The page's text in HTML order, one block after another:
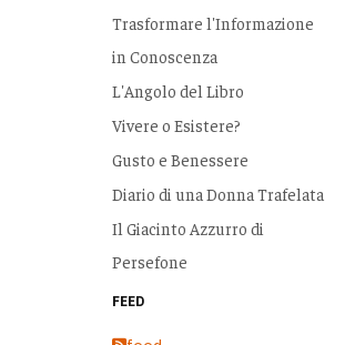
Trasformare l'Informazione
in Conoscenza
L'Angolo del Libro
Vivere o Esistere?
Gusto e Benessere
Diario di una Donna Trafelata
Il Giacinto Azzurro di
Persefone
FEED